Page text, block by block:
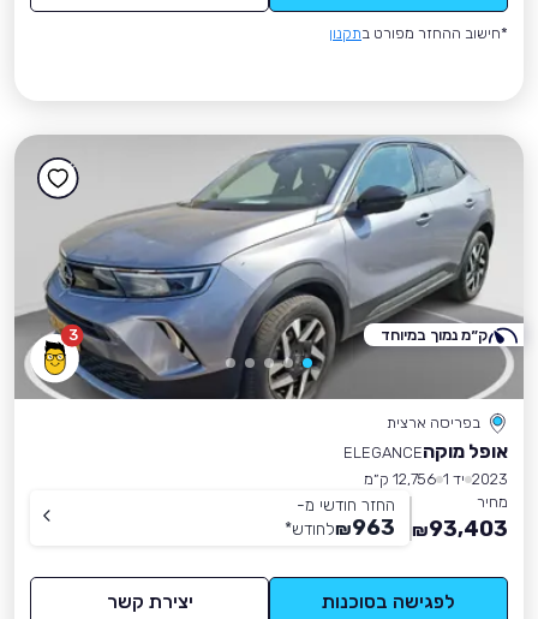
*חישוב ההחזר מפורט בתקנון
3
בפריסה ארצית
אופל מוקהELEGANCE
2023 יד 1
12,756 ק״מ
מחיר
93,403
₪
החזר חודשי מ-
963
₪לחודש*
לפגישה בסוכנות יצירת קשר
ק״מ נמוך במיוחד